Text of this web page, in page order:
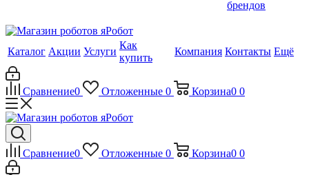
брендов
Каталог Акции Услуги
Как
купить
Компания Контакты Ещё
Сравнение0 Отложенные 0 Корзина0 0
Сравнение0 Отложенные 0 Корзина0 0